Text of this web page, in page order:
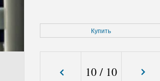
Купить
10/ 10